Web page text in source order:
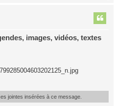
images, vidéos, textes
jointes insérées à ce message.